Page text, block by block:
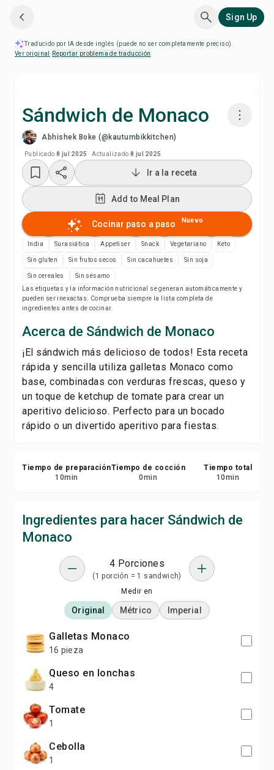
Sign Up
Traducido por IA desde inglés (puede no ser completamente preciso).
Ver original · Reportar problema de traducción
Sándwich de Monaco
Abhishek Boke (@kautumbikkitchen)
Publicado 8 jul 2025 ·Actualizado 8 jul 2025
Ver video de la receta
Add to Meal Plan
Add to Shopping List
Compartir
Reportar
Ir a la receta
Add to Meal Plan
Cocinar paso a paso Nuevo
India Surasiática Appetiser Snack Vegetariano Keto
Sin gluten Sin frutos secos Sin cacahuetes Sin soja
Sin cereales
Sin sésamo
Las etiquetas y la información nutricional se generan automáticamente y
pueden ser inexactas. Comprueba siempre la lista completa de
ingredientes antes de cocinar.
Acerca de Sándwich de Monaco
¡El sándwich más delicioso de todos! Esta receta
rápida y sencilla utiliza galletas Monaco como
base, combinadas con verduras frescas, queso y
un toque de ketchup de tomate para crear un
aperitivo delicioso. Perfecto para un bocado
rápido o un divertido aperitivo para fiestas.
Tiempo de preparación
10min
Tiempo de cocción
0min
Tiempo total
10min
Ingredientes para hacer Sándwich de
Monaco
4 Porciones
(1 porción = 1 sandwich)
Medir en
Original Métrico Imperial
Galletas Monaco
16 pieza
Queso en lonchas
4
Tomate
1
Cebolla
1